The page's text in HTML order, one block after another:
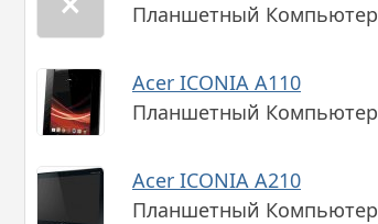
Планшетный Компьютер
Acer ICONIA A110
Планшетный Компьютер
Acer ICONIA A210
Планшетный Компьютер